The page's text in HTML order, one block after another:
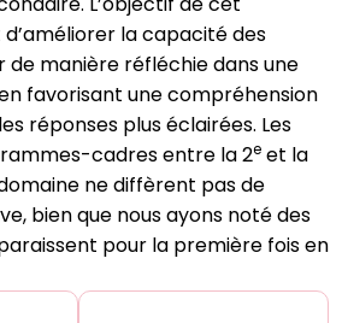
la capacité des
de manière réfléchie dans une
favorisant une compréhension
réponses plus éclairées. Les
cadres entre la 2e et la
ne diffèrent pas de
bien que nous ayons noté des
pour la première fois en